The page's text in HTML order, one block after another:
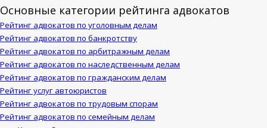
Основные категории рейтинга адвокатов
Рейтинг адвокатов по уголовным делам
Рейтинг адвокатов по банкротству
Рейтинг адвокатов по арбитражным делам
Рейтинг адвокатов по наследственным делам
Рейтинг адвокатов по гражданским делам
Рейтинг услуг автоюристов
Рейтинг адвокатов по трудовым спорам
Рейтинг адвокатов по семейным делам